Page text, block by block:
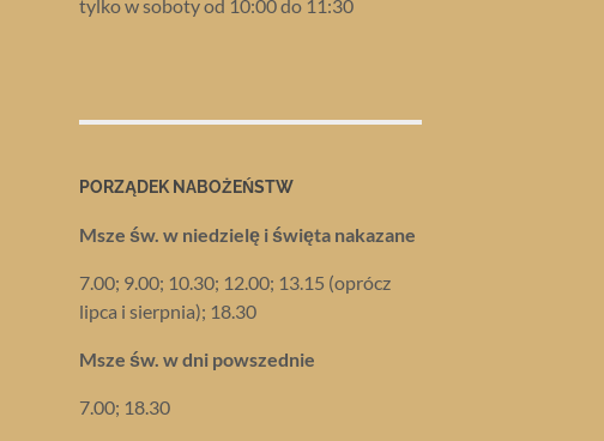
tylko w soboty od 10:00 do 11:30
PORZĄDEK NABOŻEŃSTW
Msze św. w niedzielę i święta nakazane
7.00; 9.00; 10.30; 12.00; 13.15 (oprócz
lipca i sierpnia); 18.30
Msze św. w dni powszednie
7.00; 18.30